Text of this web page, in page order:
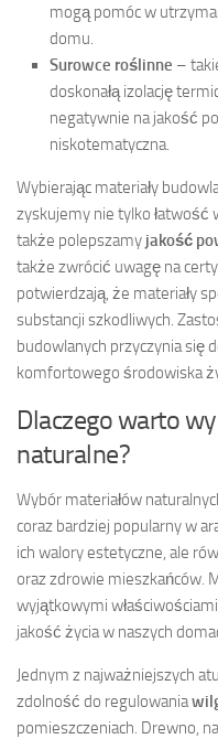
mogą pomóc w
domu.
Surowce roślinne –
doskonałą izolację
negatywnie na jakość
niskotematyczna.
Wybierając materiały
zyskujemy nie tylko łatwość
także polepszamy jakość
także zwrócić uwagę na
potwierdzają, że materiały
substancji szkodliwych.
budowlanych przyczynia się
komfortowego środowiska
Dlaczego warto
naturalne?
Wybór materiałów
coraz bardziej popularny w
ich walory estetyczne, ale
oraz zdrowie mieszkańców.
wyjątkowymi
jakość życia w naszych
Jednym z najważniejszych
zdolność do regulowania
pomieszczeniach. Drewno,